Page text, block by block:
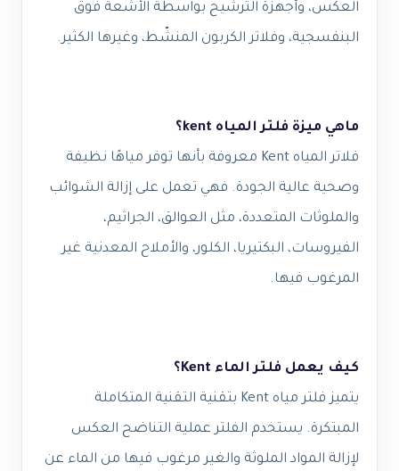
العكس، وأجهزة الترشيح بواسطة الأشعة فوق
البنفسجية، وفلاتر الكربون المنشّط، وغيرها الكثير.
ماهي ميزة فلتر المياه kent؟
فلاتر المياه Kent معروفة بأنها توفر مياهًا نظيفة
وصحية عالية الجودة. فهي تعمل على إزالة الشوائب
والملوثات المتعددة، مثل العوالق، الجراثيم،
الفيروسات، البكتيريا، الكلور، والأملاح المعدنية غير
المرغوب فيها.
كيف يعمل فلتر الماء Kent؟
يتميز فلتر مياه Kent بتقنية التقنية المتكاملة
المبتكرة. يستخدم الفلتر عملية التناضح العكس
لإزالة المواد الملوثة والغير مرغوب فيها من الماء عن